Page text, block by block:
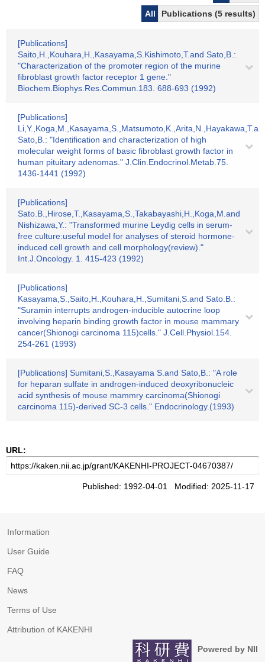
All
Publications (5 results)
[Publications]
Saito,H.,Kouhara,H.,Kasayama,S.Kishimoto,T.and Sato,B.:
"Characterization of the promoter region of the murine
fibroblast growth factor receptor 1 gene."
Biochem.Biophys.Res.Commun.183. 688-693 (1992)
[Publications]
Sato,B.: "Identification and characterization of high
molecular weight forms of basic fibroblast growth factor in
human pituitary adenomas." J.Clin.Endocrinol.Metab.75.
1436-1441 (1992)
[Publications]
Sato.B.,Hirose,T.,Kasayama,S.,Takabayashi,H.,Koga,M.and
Nishizawa,Y.: "Transformed murine Leydig cells in serum-
free culture:useful model for analyses of steroid hormone-
induced cell growth and cell morphology(review)."
Int.J.Oncology. 1. 415-423 (1992)
[Publications]
Kasayama,S.,Saito,H.,Kouhara,H.,Sumitani,S.and Sato.B.:
"Suramin interrupts androgen-inducible autocrine loop
involving heparin binding growth factor in mouse mammary
cancer(Shionogi carcinoma 115)cells." J.Cell.Physiol.154.
254-261 (1993)
[Publications] Sumitani,S.,Kasayama S.and Sato,B.: "A role
for heparan sulfate in androgen-induced deoxyribonucleic
acid synthesis of mouse mammry carcinoma(Shionogi
carcinoma 115)-derived SC-3 cells." Endocrinology.(1993)
URL:
Published: 1992-04-01 Modified: 2025-11-17
Information
User Guide
FAQ
News
Terms of Use
Attribution of KAKENHI
Powered by NII